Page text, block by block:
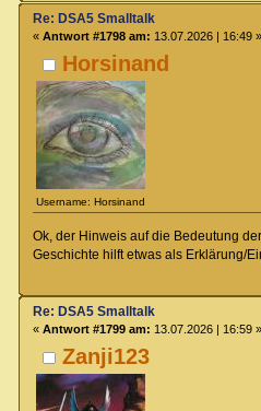
Horsinand
Username: Horsinand
Re: DSA5 Smalltalk
« Antwort #1798 am: 13.07.2026 | 16:49 »
Ok, der Hinweis auf die Bedeutung
Geschichte hilft etwas als Erklärung/
Zanji123
Re: DSA5 Smalltalk
« Antwort #1799 am: 13.07.2026 | 16:59 »